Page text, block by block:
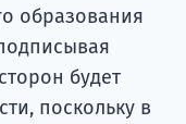
образования
будет
поскольку в